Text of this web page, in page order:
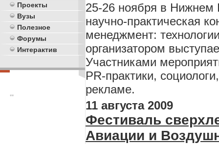
Проекты
Вузы
Полезное
Форумы
Интерактив
**
25-26 ноября в Нижнем
научно-практическая
менеджмент:
организатором
Участниками
PR-практики,
рекламе.
11 августа 2009
Фестиваль
Авиации и